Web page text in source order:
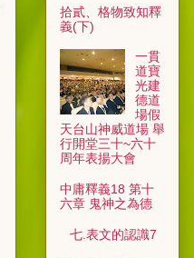
拾貳、格物致知釋
義(下)
一貫
道寶
光建
德道
場假
天台山神威道場 舉
行開堂三十~六十
周年表揚大會
中庸釋義18 第十
六章 鬼神之為德
七.表文的認識7